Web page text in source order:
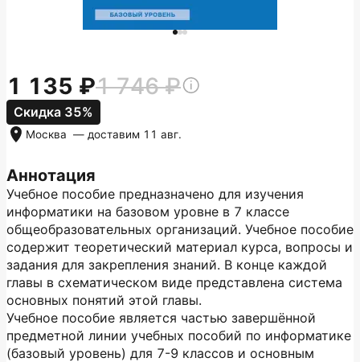
Аннотация
Учебное пособие предназначено для изучения
информатики на базовом уровне в 7 классе
общеобразовательных организаций. Учебное пособие
содержит теоретический материал курса, вопросы и
задания для закрепления знаний. В конце каждой
главы в схематическом виде представлена система
основных понятий этой главы.
Учебное пособие является частью завершённой
предметной линии учебных пособий по информатике
(базовый уровень) для 7-9 классов и основным
1 135 1 746
Скидка 35%
Москва — доставим 11 авг.